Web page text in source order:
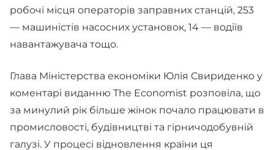
робочі місця операторів заправних станцій, 253
— машиністів насосних установок, 14 — водіїв
навантажувача тощо.
Глава Міністерства економіки Юлія Свириденко у
коментарі виданню The Economist розповіла, що
за минулий рік більше жінок почало працювати в
промисловості, будівництві та гірничодобувній
галузі. У процесі відновлення країни ця